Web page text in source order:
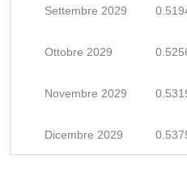
Settembre 2029
Ottobre 2029
Novembre 2029
Dicembre 2029